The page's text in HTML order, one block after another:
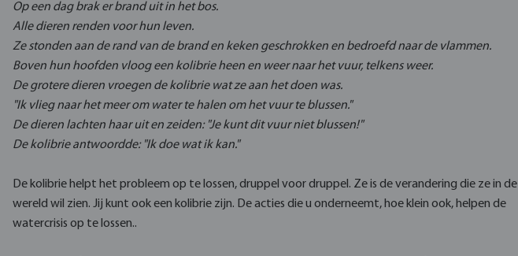
Op een dag brak er brand uit in het bos.
Alle dieren renden voor hun leven.
Ze stonden aan de rand van de brand en keken geschrokken en bedroefd naar de vlammen.
Boven hun hoofden vloog een kolibrie heen en weer naar het vuur, telkens weer.
De grotere dieren vroegen de kolibrie wat ze aan het doen was.
"Ik vlieg naar het meer om water te halen om het vuur te blussen."
De dieren lachten haar uit en zeiden: "Je kunt dit vuur niet blussen!"
De kolibrie antwoordde: "Ik doe wat ik kan."
De kolibrie helpt het probleem op te lossen, druppel voor druppel. Ze is de verandering die ze in de
wereld wil zien. Jij kunt ook een kolibrie zijn. De acties die u onderneemt, hoe klein ook, helpen de
watercrisis op te lossen..